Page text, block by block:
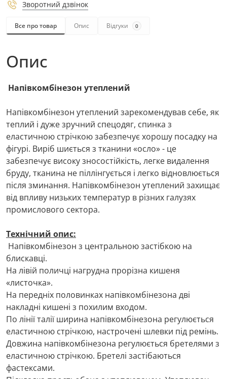
Зворотний дзвінок
Все про товар Опис Відгуки 0
Опис
Напівкомбінезон утеплений
Напівкомбінезон утеплений зарекомендував себе, як
теплий і дуже зручний спецодяг, спинка з
еластичною стрічкою забезпечує хорошу посадку на
фігурі. Виріб шиється з тканини «осло» - це
забезпечує високу зносостійкість, легке видалення
бруду, тканина не піллінгується і легко відновлюється
після зминання. Напівкомбінезон утеплений захищає
від впливу низьких температур в різних галузях
промислового сектора.
Технічний опис:
Напівкомбінезон з центральною застібкою на
блискавці.
На лівій поличці нагрудна прорізна кишеня
«листочка».
На передніх половинках напівкомбінезона дві
накладні кишені з похилим входом.
По лінії талії ширина напівкомбінезона регулюється
еластичною стрічкою, настрочені шлевки під ремінь.
Довжина напівкомбінезона регулюється бретелями з
еластичною стрічкою. Бретелі застібаються
фастексами.